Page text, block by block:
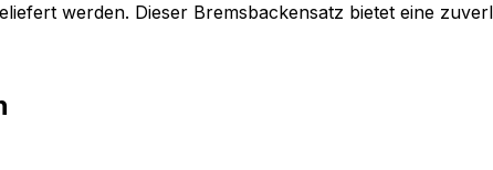
werden. Dieser Bremsbackensatz bietet eine